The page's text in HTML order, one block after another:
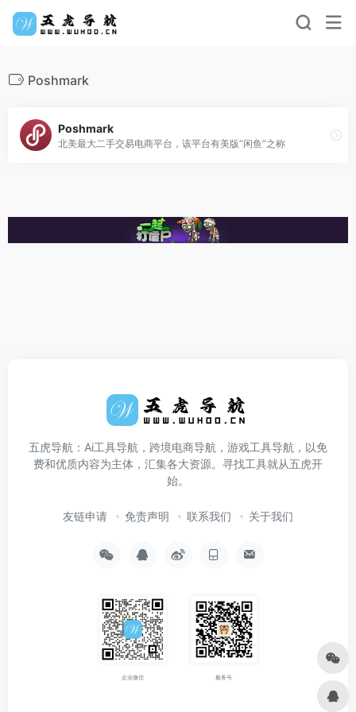
‌Poshmark‌
Poshmark
北美最大二手交易电商平台，该平台有美版“闲鱼”之称
五虎导航：Ai工具导航，跨境电商导航，游戏工具导航，以免
费和优质内容为主体，汇集各大资源。寻找工具就从五虎开
始。
友链申请 免责声明 联系我们 关于我们
企业微信 服务号